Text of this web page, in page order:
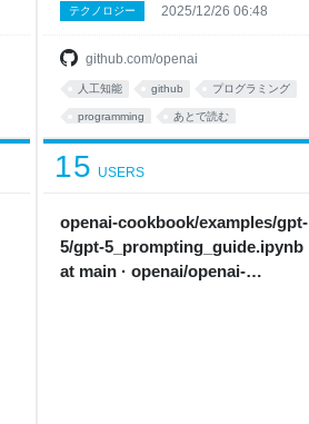
github.com/openai
テクノロジー 2025/12/26 06:48
人工知能 github プログラミング
programming あとで読む
openai-cookbook/examples/gpt-
5/gpt-5_prompting_guide.ipynb
at main · openai/openai-
15 USERS